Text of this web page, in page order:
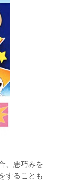
、悪巧みを
することも